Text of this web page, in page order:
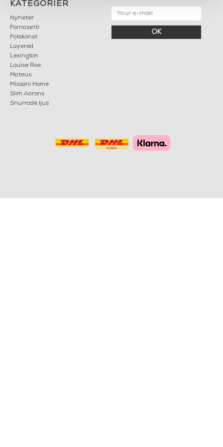
KATEGORIER
Nyheter
Fornasetti
Fotokonst
Layered
Lexington
Louise Roe
Mateus
Missoni Home
Slim Aarons
Snurrade ljus
OK